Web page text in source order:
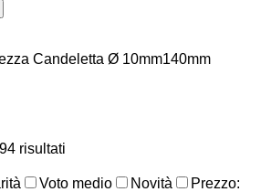
Candeletta Ø 10mm140mm
risultati
Voto medio Novità
Prezzo: